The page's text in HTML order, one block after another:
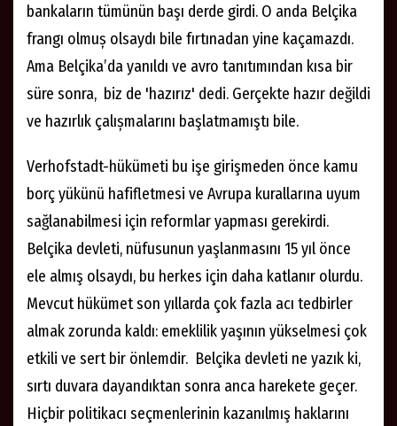
bankaların tümünün başı derde girdi. O anda Belçika
frangı olmuș olsaydı bile fırtınadan yine kaçamazdı.
Ama Belçika’da yanıldı ve avro tanıtımından kısa bir
süre sonra, biz de 'hazırız' dedi. Gerçekte hazır değildi
ve hazırlık çalıșmalarını başlatmamıştı bile.
Verhofstadt-hükümeti bu işe girişmeden önce kamu
borç yükünü hafifletmesi ve Avrupa kurallarına uyum
sağlanabilmesi için reformlar yapması gerekirdi.
Belçika devleti, nüfusunun yaşlanmasını 15 yıl önce
ele almış olsaydı, bu herkes için daha katlanır olurdu.
Mevcut hükümet son yıllarda çok fazla acı tedbirler
almak zorunda kaldı: emeklilik yaşının yükselmesi çok
etkili ve sert bir önlemdir. Belçika devleti ne yazık ki,
sırtı duvara dayandıktan sonra anca harekete geçer.
Hiçbir politikacı seçmenlerinin kazanılmış haklarını